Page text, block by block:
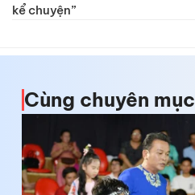
kể chuyện”
Cùng chuyên mục